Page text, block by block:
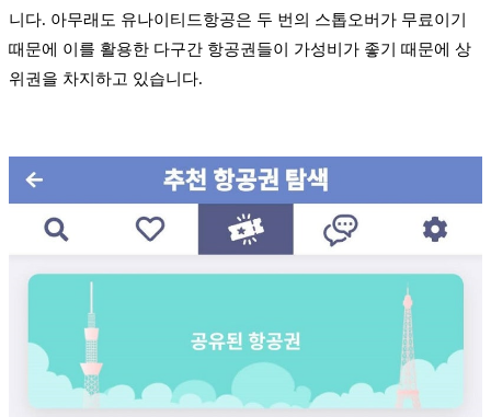
니다. 아무래도 유나이티드항공은 두 번의 스톱오버가 무료이기
때문에 이를 활용한 다구간 항공권들이 가성비가 좋기 때문에 상
위권을 차지하고 있습니다.